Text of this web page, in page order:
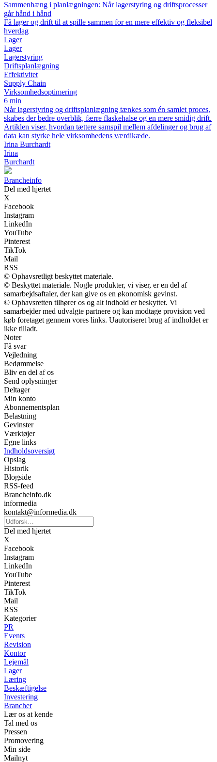
Sammenhæng i planlægningen: Når lagerstyring og driftsprocesser
går hånd i hånd
Få lager og drift til at spille sammen for en mere effektiv og fleksibel
hverdag
Lager
Lager
Lagerstyring
Driftsplanlægning
Effektivitet
Supply Chain
Virksomhedsoptimering
6 min
Når lagerstyring og driftsplanlægning tænkes som én samlet proces,
skabes der bedre overblik, færre flaskehalse og en mere smidig drift.
Artiklen viser, hvordan tættere samspil mellem afdelinger og brug af
data kan styrke hele virksomhedens værdikæde.
Irina Burchardt
Irina
Burchardt
Brancheinfo
Del med hjertet
X
Facebook
Instagram
LinkedIn
YouTube
Pinterest
TikTok
Mail
RSS
© Ophavsretligt beskyttet materiale.
© Beskyttet materiale. Nogle produkter, vi viser, er en del af
samarbejdsaftaler, der kan give os en økonomisk gevinst.
© Ophavsretten tilhører os og alt indhold er beskyttet. Vi
samarbejder med udvalgte partnere og kan modtage provision ved
køb foretaget gennem vores links. Uautoriseret brug af indholdet er
ikke tilladt.
Noter
Få svar
Vejledning
Bedømmelse
Bliv en del af os
Send oplysninger
Deltager
Min konto
Abonnementsplan
Belastning
Gevinster
Værktøjer
Egne links
Indholdsoversigt
Opslag
Historik
Blogside
RSS-feed
Brancheinfo.dk
informedia
kontakt@informedia.dk
Del med hjertet
X
Facebook
Instagram
LinkedIn
YouTube
Pinterest
TikTok
Mail
RSS
Kategorier
PR
Events
Revision
Kontor
Lejemål
Lager
Læring
Beskæftigelse
Investering
Brancher
Lær os at kende
Tal med os
Pressen
Promovering
Min side
Mailnyt